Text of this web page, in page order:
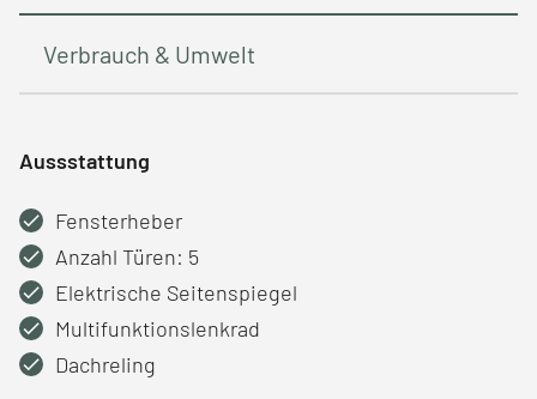
Verbrauch & Umwelt
Aussstattung
Fensterheber
Anzahl Türen: 5
Elektrische Seitenspiegel
Multifunktionslenkrad
Dachreling